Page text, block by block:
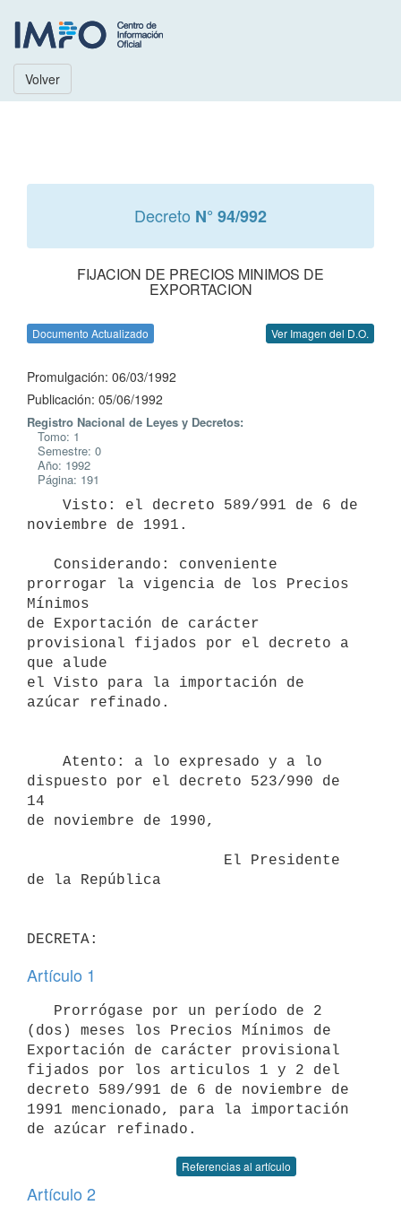
Volver
Decreto N° 94/992
FIJACION DE PRECIOS MINIMOS DE
EXPORTACION
Documento Actualizado Ver Imagen del D.O.
Promulgación: 06/03/1992
Publicación: 05/06/1992
Registro Nacional de Leyes y Decretos:
Tomo: 1
Semestre: 0
Año: 1992
Página: 191
noviembre de 1991.
prorrogar la vigencia de los Precios
Mínimos
de Exportación de carácter
provisional fijados por el decreto a
que alude
el Visto para la importación de
azúcar refinado.
dispuesto por el decreto 523/990 de
14
de noviembre de 1990,
de la República
Artículo 1
(dos) meses los Precios Mínimos de
Exportación de carácter provisional
fijados por los articulos 1 y 2 del
decreto 589/991 de 6 de noviembre de
1991 mencionado, para la importación
Referencias al artículo
Artículo 2